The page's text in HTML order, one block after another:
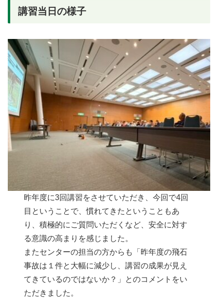
講習当日の様子
昨年度に3回講習をさせていただき、今回で4回
目ということで、慣れてきたということもあ
り、積極的にご質問いただくなど、安全に対す
る意識の高まりを感じました。
またセンターの担当の方からも「昨年度の飛石
事故は１件と大幅に減少し、講習の成果が見え
てきているのではないか？」とのコメントをい
ただきました。